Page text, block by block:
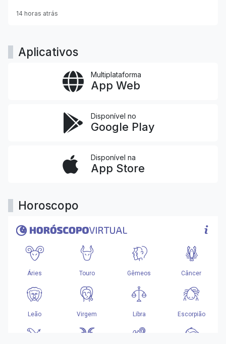
14 horas atrás
Aplicativos
Multiplataforma
App Web
Disponível no
Google Play
Disponível na
App Store
Horoscopo